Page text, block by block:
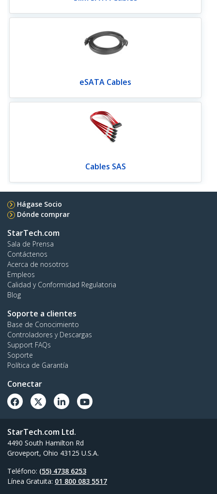
eSATA Cables
Cables SAS
Hágase Socio
Dónde comprar
StarTech.com
Sala de Prensa
Contáctenos
Acerca de nosotros
Empleos
Calidad y Conformidad Regulatoria
Blog
Soporte a clientes
Base de Conocimiento
Controladores y Descargas
Support FAQs
Soporte
Política de Garantía
Conectar
StarTech.com Ltd.
4490 South Hamilton Rd
Groveport, Ohio 43125 U.S.A.
Teléfono: (55) 4738 6253
Línea Gratuita: 01 800 083 5517